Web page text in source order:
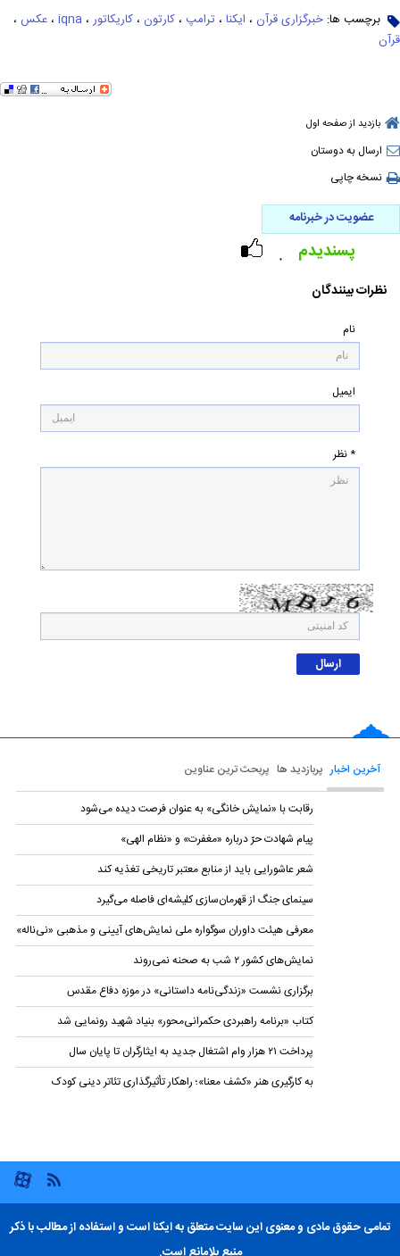
برچسب ها: خبرگزاری قرآن ، ایکنا ، ترامپ ، کارتون ، کاریکاتور ، iqna ، عکس ،
قرآن
بازدید از صفحه اول
ارسال به دوستان
نسخه چاپی
عضویت در خبرنامه
۰ پسندیدم
نظرات بینندگان
نام
ایمیل
* نظر
آخرین اخبار پربازدید ها پربحث ترین عناوین
رقابت با «نمایش خانگی» به عنوان فرصت دیده می‌شود
پیام شهادت حرّ درباره «مغفرت» و «نظام الهی»
شعر عاشورایی باید از منابع معتبر تاریخی تغذیه کند
سینمای جنگ از قهرمان‌سازی کلیشه‌ای فاصله می‌گیرد
معرفی هیئت داوران سوگواره ملی نمایش‌های آیینی و مذهبی «نی‌ناله»
نمایش‌های کشور ٢ شب به صحنه نمی‌روند
برگزاری نشست «زندگی‌نامه‌ داستانی» در موزه دفاع مقدس
کتاب «برنامه راهبردی حکمرانی‌محور» بنیاد شهید رونمایی شد
پرداخت ۲۱ هزار وام اشتغال جدید به ایثارگران تا پایان سال
به کارگیری هنر «کشف معنا»؛ راهکار تأثیرگذاری تئاتر دینی کودک
تمامی حقوق مادی و معنوی این سایت متعلق به ایکنا است و استفاده از مطالب با ذکر